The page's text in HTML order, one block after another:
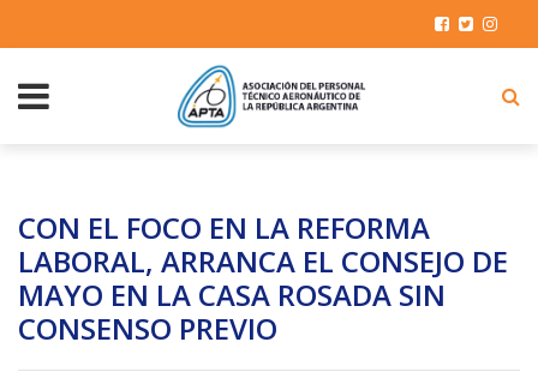
CON EL FOCO EN LA REFORMA
LABORAL, ARRANCA EL CONSEJO DE
MAYO EN LA CASA ROSADA SIN
CONSENSO PREVIO